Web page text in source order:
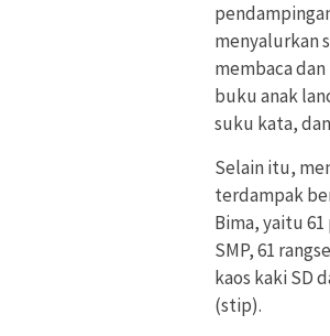
menyalurkan
membaca
buku anak
suku kata,
Selain itu,
terdampak
Bima, yaitu 61
SMP, 61
kaos kaki SD
(stip).